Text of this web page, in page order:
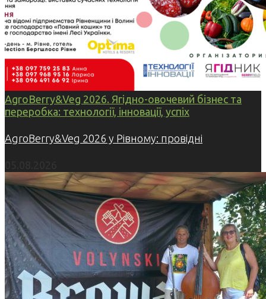
AgroBerry&Veg 2026. Ягідно-овочевий бізнес та
переробка: технології, інновації, успіх
AgroBerry&Veg 2026 у Рівному: провідні